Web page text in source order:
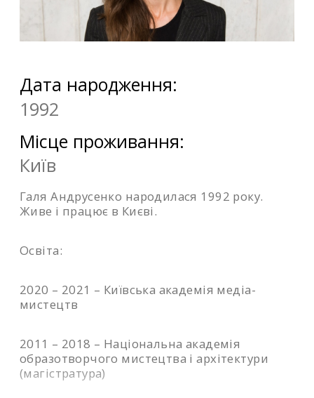
Дата народження:
1992
Місце проживання:
Київ
Галя Андрусенко народилася 1992 року.
Живе і працює в Києві.
Освіта:
2020 – 2021 – Київська академія медіа-
мистецтв
2011 – 2018 – Національна академія
образотворчого мистецтва і архітектури
(магістратура)